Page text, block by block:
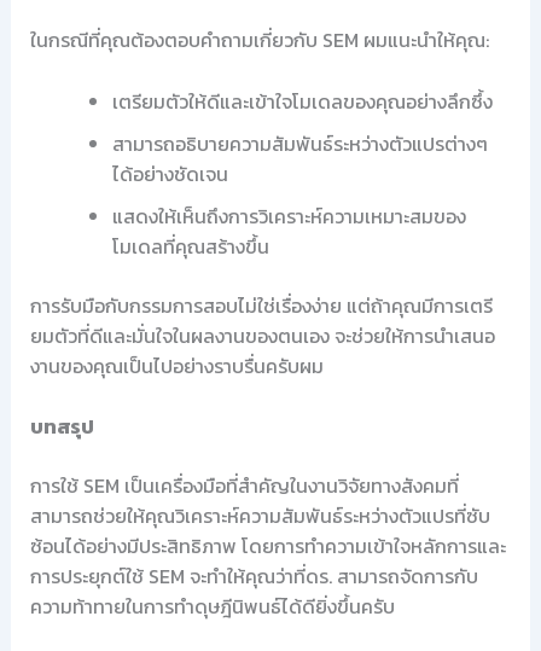
ในกรณีที่คุณต้องตอบคำถามเกี่ยวกับ SEM ผมแนะนำให้คุณ:
เตรียมตัวให้ดีและเข้าใจโมเดลของคุณอย่างลึกซึ้ง
สามารถอธิบายความสัมพันธ์ระหว่างตัวแปรต่างๆ
ได้อย่างชัดเจน
แสดงให้เห็นถึงการวิเคราะห์ความเหมาะสมของ
โมเดลที่คุณสร้างขึ้น
การรับมือกับกรรมการสอบไม่ใช่เรื่องง่าย แต่ถ้าคุณมีการเตรี
ยมตัวที่ดีและมั่นใจในผลงานของตนเอง จะช่วยให้การนำเสนอ
งานของคุณเป็นไปอย่างราบรื่นครับผม
บทสรุป
การใช้ SEM เป็นเครื่องมือที่สำคัญในงานวิจัยทางสังคมที่
สามารถช่วยให้คุณวิเคราะห์ความสัมพันธ์ระหว่างตัวแปรที่ซับ
ซ้อนได้อย่างมีประสิทธิภาพ โดยการทำความเข้าใจหลักการและ
การประยุกต์ใช้ SEM จะทำให้คุณว่าที่ดร. สามารถจัดการกับ
ความท้าทายในการทำดุษฎีนิพนธ์ได้ดียิ่งขึ้นครับ